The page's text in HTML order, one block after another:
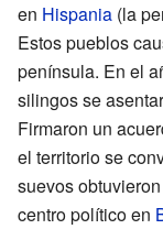
en Hispania (la
Estos pueblos
península. En el
silingos se
Firmaron un
el territorio se
suevos
centro político en